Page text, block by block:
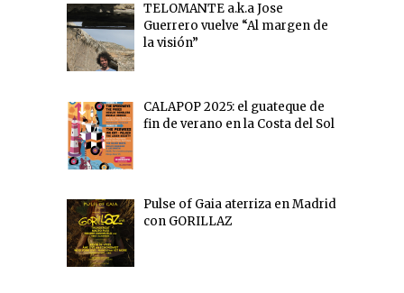
TELOMANTE a.k.a Jose
Guerrero vuelve “Al margen de
la visión”
CALAPOP 2025: el guateque de
fin de verano en la Costa del Sol
Pulse of Gaia aterriza en Madrid
con GORILLAZ